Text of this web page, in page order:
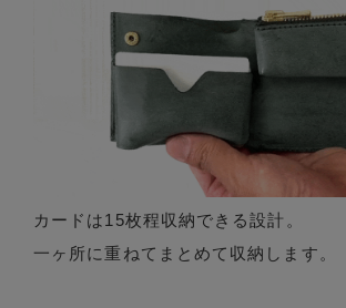
カードは15枚程収納できる設計。
一ヶ所に重ねてまとめて収納します。